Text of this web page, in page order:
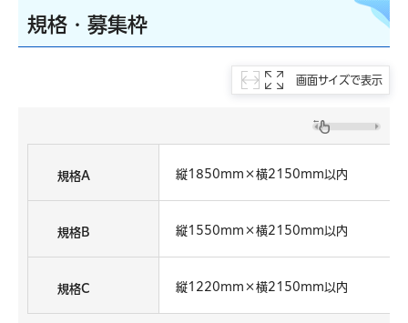
規格・募集枠
画面サイズで表示
規格A 縦1850mm×横2150mm以内
規格B 縦1550mm×横2150mm以内
規格C 縦1220mm×横2150mm以内